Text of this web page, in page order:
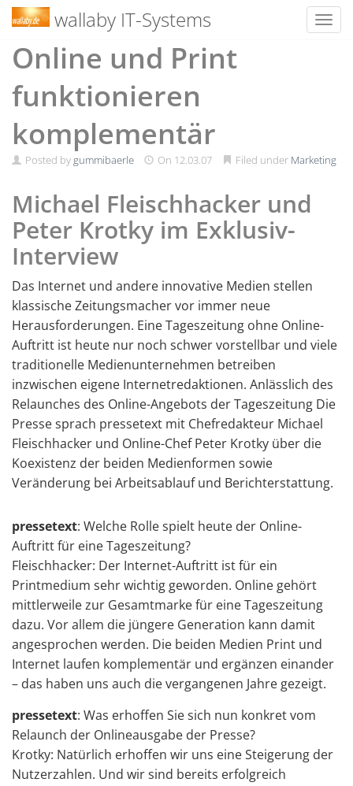
Skip
wallaby IT-Systems
Online und Print
funktionieren
komplementär
Posted bygummibaerle On 12.03.07 Filed under Marketing
Michael Fleischhacker und
Peter Krotky im Exklusiv-
Interview
Das Internet und andere innovative Medien stellen
klassische Zeitungsmacher vor immer neue
Herausforderungen. Eine Tageszeitung ohne Online-
Auftritt ist heute nur noch schwer vorstellbar und viele
traditionelle Medienunternehmen betreiben
inzwischen eigene Internetredaktionen. Anlässlich des
Relaunches des Online-Angebots der Tageszeitung Die
Presse sprach pressetext mit Chefredakteur Michael
Fleischhacker und Online-Chef Peter Krotky über die
Koexistenz der beiden Medienformen sowie
Veränderung bei Arbeitsablauf und Berichterstattung.
pressetext: Welche Rolle spielt heute der Online-
Auftritt für eine Tageszeitung?
Fleischhacker: Der Internet-Auftritt ist für ein
Printmedium sehr wichtig geworden. Online gehört
mittlerweile zur Gesamtmarke für eine Tageszeitung
dazu. Vor allem die jüngere Generation kann damit
angesprochen werden. Die beiden Medien Print und
Internet laufen komplementär und ergänzen einander
– das haben uns auch die vergangenen Jahre gezeigt.
pressetext: Was erhoffen Sie sich nun konkret vom
Relaunch der Onlineausgabe der Presse?
Krotky: Natürlich erhoffen wir uns eine Steigerung der
Nutzerzahlen. Und wir sind bereits erfolgreich